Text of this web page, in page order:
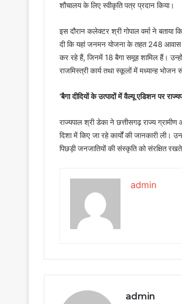
शौचालय के लिए स्वीकृति पत्र प्रदान किया।
इस दौरान कलेक्टर श्री गोपाल वर्मा ने
दी कि यहां जनमन योजना के तहत 248 आवास
कर रहे हैं, जिनमें 18 बैगा समूह शामिल हैं।
राजमिस्त्री कार्य तथा स्कूलों में मध्यान्ह
’बैगा दीदियों के उत्पादों में वैल्यू एडिशन पर
राज्यपाल श्री डेका ने छत्तीसगढ़ राज्य
दिशा में किए जा रहे कार्यों की जानकारी ली।
पिछड़ी जनजातियों की संस्कृति को संरक्षित
admin
admin